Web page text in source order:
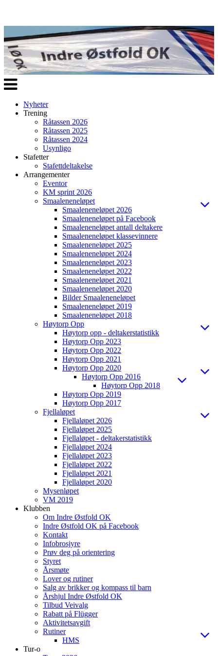
Veksle
navigasjon
Nyheter
Trening
Råtassen 2026
Råtassen 2025
Råtassen 2024
Usynligo
Stafetter
Stafettdeltakelse
Arrangementer
Eventor
KM sprint 2026
Smaaleneneløpet
Smaaleneneløpet 2026
Smaaleneneløpet på Facebook
Smaaleneneløpet antall deltakere
Smaaleneneløpet klassevinnere
Smaaleneneløpet 2025
Smaaleneneløpet 2024
Smaaleneneløpet 2023
Smaaleneneløpet 2022
Smaaleneneløpet 2021
Smaaleneneløpet 2020
Bilder Smaaleneneløpet
Smaaleneneløpet 2019
Smaaleneneløpet 2018
Høytorp Opp
Høytorp opp - deltakerstatistikk
Høytorp Opp 2023
Høytorp Opp 2022
Høytorp Opp 2021
Høytorp Opp 2020
Høytorp Opp 2016
Høytorp Opp 2018
Høytorp Opp 2019
Høytorp Opp 2017
Fjellaløpet
Fjellaløpet 2026
Fjellaløpet 2025
Fjellaløpet - deltakerstatistikk
Fjellaløpet 2024
Fjellaløpet 2023
Fjellaløpet 2022
Fjellaløpet 2021
Fjellaløpet 2020
Mysenløpet
VM 2019
Klubben
Om Indre Østfold OK
Indre Østfold OK på Facebook
Kontakt
Infobrosjyre
Prøv deg på orientering
Styret
Årsmøte
Lover og rutiner
Salg av brikker og kompass til barn
Årshjul Indre Østfold OK
Tilbud Veivalg
Rabatt på Flügger
Aktivitetsavgift
Rutiner
HMS
Tur-o